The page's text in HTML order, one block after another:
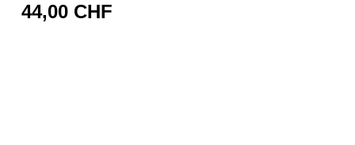
44,00 CHF